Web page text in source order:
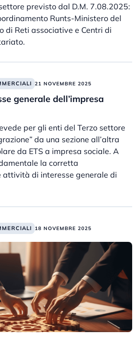
previsto dal D.M. 7.08.2025:
Runts-Ministero del
di Reti associative e Centri di
21 NOVEMBRE 2025
generale dell’impresa
per gli enti del Terzo settore
da una sezione all’altra
da ETS a impresa sociale. A
la corretta
attività di interesse generale di
18 NOVEMBRE 2025